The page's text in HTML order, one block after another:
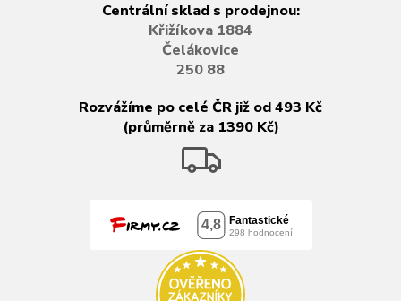
Centrální sklad s prodejnou:
Křižíkova 1884
Čelákovice
250 88
Rozvážíme po celé ČR již od 493 Kč
(průměrně za 1390 Kč)